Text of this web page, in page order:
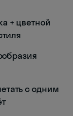
+ цветной
с одним